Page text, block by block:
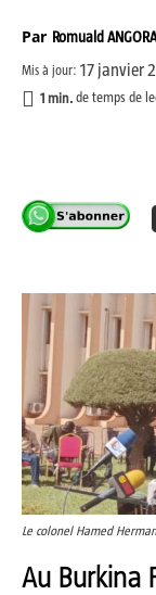
Par Romuald ANGORA
Mis à jour: 17 janvier
1 min. de temps de
Le colonel Hamed
Au Burkina